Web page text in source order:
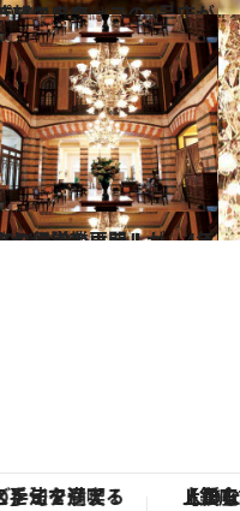
にラシーヌの2号店が待望の出店
＆お出かけ
伝説のホテルが、4年ぶりに営業再開！
＆お出かけ
の郷土料理の手法で満喫！ 【銀座で出合う最旬美容】美髪ケアや